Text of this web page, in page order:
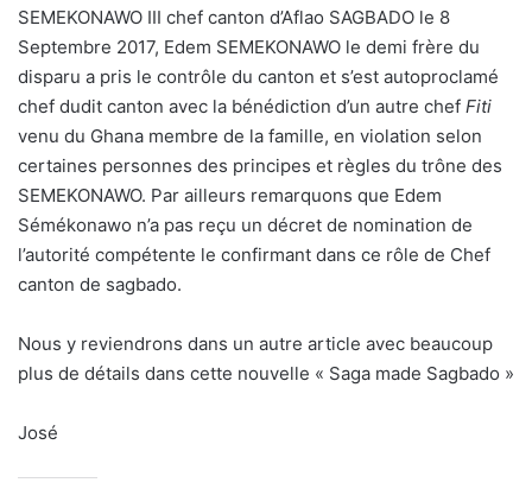
SEMEKONAWO III chef canton d’Aflao SAGBADO le 8
Septembre 2017, Edem SEMEKONAWO le demi frère du
disparu a pris le contrôle du canton et s’est autoproclamé
chef dudit canton avec la bénédiction d’un autre chef Fiti
venu du Ghana membre de la famille, en violation selon
certaines personnes des principes et règles du trône des
SEMEKONAWO. Par ailleurs remarquons que Edem
Sémékonawo n’a pas reçu un décret de nomination de
l’autorité compétente le confirmant dans ce rôle de Chef
canton de sagbado.
Nous y reviendrons dans un autre article avec beaucoup
plus de détails dans cette nouvelle « Saga made Sagbado »
José